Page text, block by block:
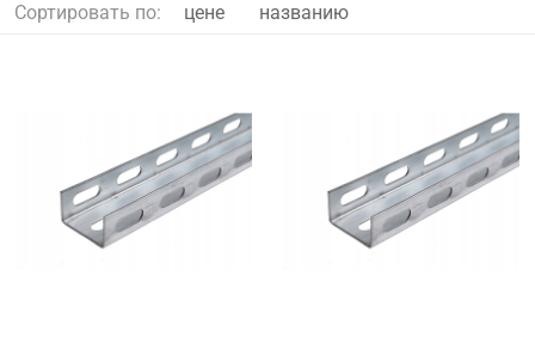
Сортировать по: цене названию